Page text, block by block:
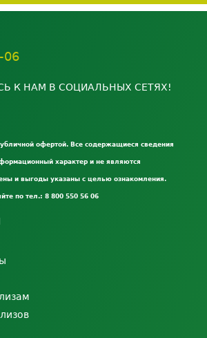
06
К НАМ В СОЦИАЛЬНЫХ СЕТЯХ!
офертой. Все содержащиеся сведения
характер и не являются
и выгоды указаны с целью ознакомления.
по тел.: 8 800 550 56 06